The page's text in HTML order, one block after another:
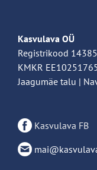
Kasvulava OÜ
Registrikood
KMKR
Jaagumäe talu |
Kasvulava FB